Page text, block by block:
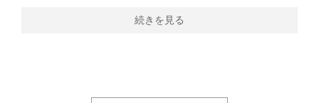
続きを見る